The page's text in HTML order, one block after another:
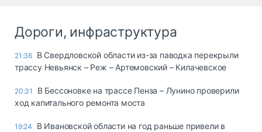
Дороги, инфраструктура
21:36 В Свердловской области из-за паводка перекрыли
трассу Невьянск – Реж – Артемовский – Килачевское
20:31
В Бессоновке на трассе Пенза – Лунино проверили
ход капитального ремонта моста
19:24
В Ивановской области на год раньше привели в